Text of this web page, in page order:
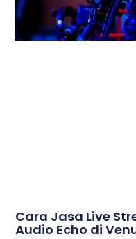
Cara Jasa Live
Audio Echo di